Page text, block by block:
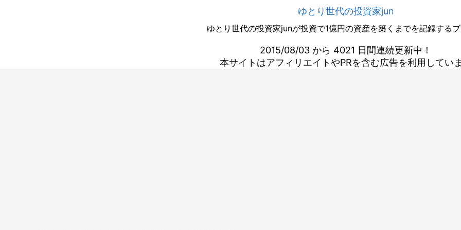
ゆとり世代の投資家jun
ゆとり世代の投資家junが投資で1億円の資産を築くまでを記録するブ
2015/08/03 から 4021 日間連続更新中！
本サイトはアフィリエイトやPRを含む広告を利用してい